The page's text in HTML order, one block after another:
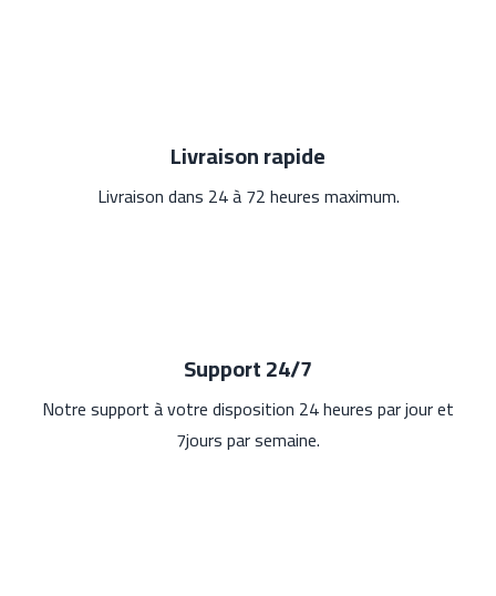
Livraison rapide
Livraison dans 24 à 72 heures maximum.
Support 24/7
Notre support à votre disposition 24 heures par jour et
7jours par semaine.